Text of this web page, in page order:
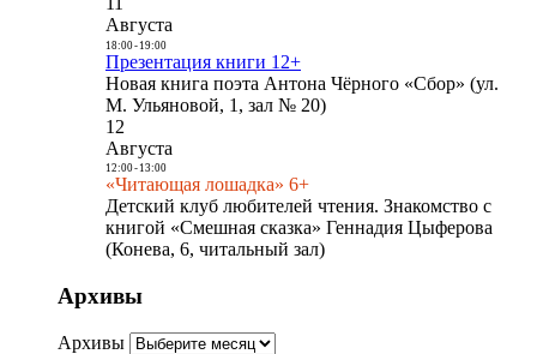
Августа
18:00- 19:00
Презентация книги 12+
Новая книга поэта Антона Чёрного «Сбор» (ул.
М. Ульяновой, 1, зал № 20)
12
Августа
12:00- 13:00
«Читающая лошадка» 6+
Детский клуб любителей чтения. Знакомство с
книгой «Смешная сказка» Геннадия Цыферова
(Конева, 6, читальный зал)
Архивы
Архивы